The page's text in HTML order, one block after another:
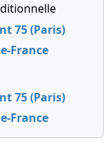
75 (Paris)
France
75 (Paris)
France